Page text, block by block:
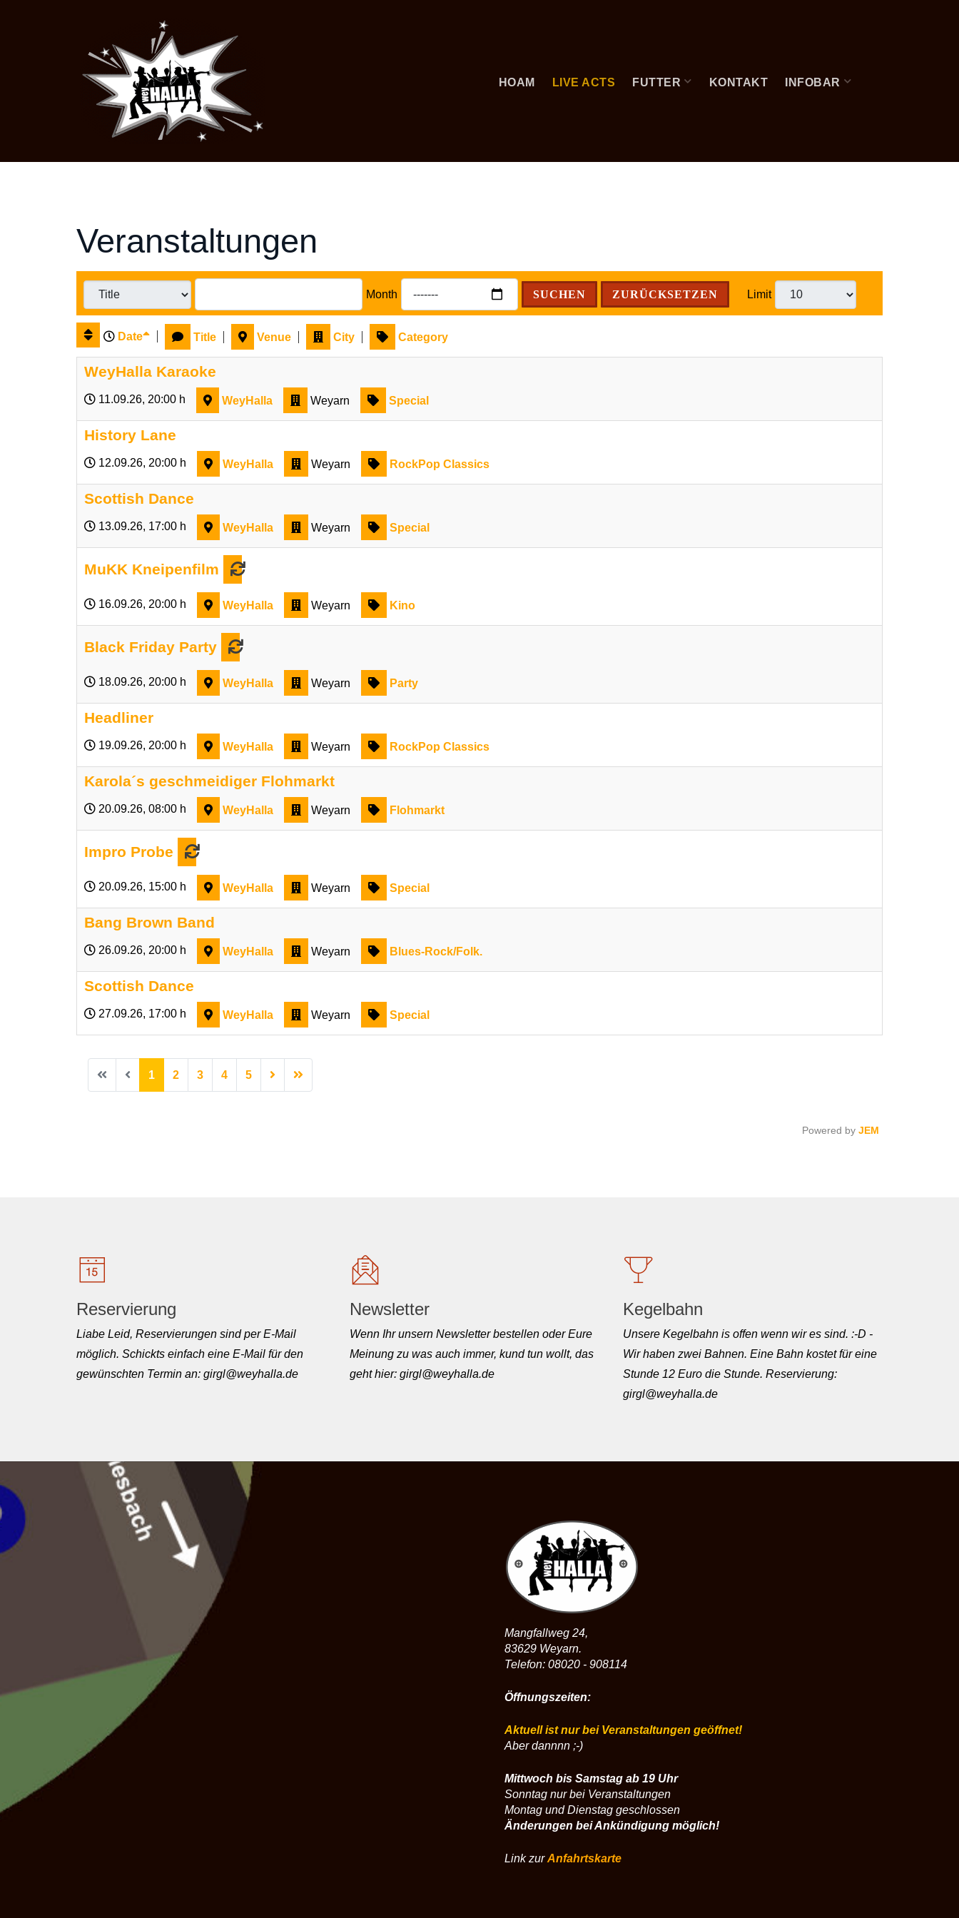
HOAM LIVE ACTS FUTTER KONTAKT INFOBAR
Veranstaltungen
Month SUCHEN ZURÜCKSETZEN Limit
Date Title Venue City Category
WeyHalla Karaoke
11.09.26, 20:00 h WeyHalla Weyarn Special
History Lane
12.09.26, 20:00 h WeyHalla Weyarn RockPop Classics
Scottish Dance
13.09.26, 17:00 h WeyHalla Weyarn Special
MuKK Kneipenfilm
16.09.26, 20:00 h WeyHalla Weyarn Kino
Black Friday Party
18.09.26, 20:00 h WeyHalla Weyarn Party
Headliner
19.09.26, 20:00 h WeyHalla Weyarn RockPop Classics
Karola´s geschmeidiger Flohmarkt
20.09.26, 08:00 h WeyHalla Weyarn Flohmarkt
Impro Probe
20.09.26, 15:00 h WeyHalla Weyarn Special
Bang Brown Band
26.09.26, 20:00 h WeyHalla Weyarn Blues-Rock/Folk.
Scottish Dance
27.09.26, 17:00 h WeyHalla Weyarn Special
1 2 3 4 5
Powered by JEM
Reservierung
Liabe Leid, Reservierungen sind per E-Mail
möglich. Schickts einfach eine E-Mail für den
gewünschten Termin an: girgl@weyhalla.de
Newsletter
Wenn Ihr unsern Newsletter bestellen oder Eure
Meinung zu was auch immer, kund tun wollt, das
geht hier: girgl@weyhalla.de
Kegelbahn
Unsere Kegelbahn is offen wenn wir es sind. :-D -
Wir haben zwei Bahnen. Eine Bahn kostet für eine
Stunde 12 Euro die Stunde. Reservierung:
girgl@weyhalla.de
Mangfallweg 24,
83629 Weyarn.
Telefon: 08020 - 908114
Öffnungszeiten:
Aktuell ist nur bei Veranstaltungen geöffnet!
Aber dannnn ;-)
Mittwoch bis Samstag ab 19 Uhr
Sonntag nur bei Veranstaltungen
Montag und Dienstag geschlossen
Änderungen bei Ankündigung möglich!
Link zurAnfahrtskarte